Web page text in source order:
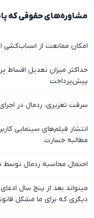
مشاوره‌های حقوقی که
امکان ممانعت از
حداکثر میزان تعدیل اقساط
پیش‌پرداخت
سرقت تعزیری، ردمال در
انتشار فیلم‌های سینمایی
مطالبه خسارت
احتمال محاسبه ردمال توسط
میتواند بعد از پنج سال
دیگری که برای ما مشکل